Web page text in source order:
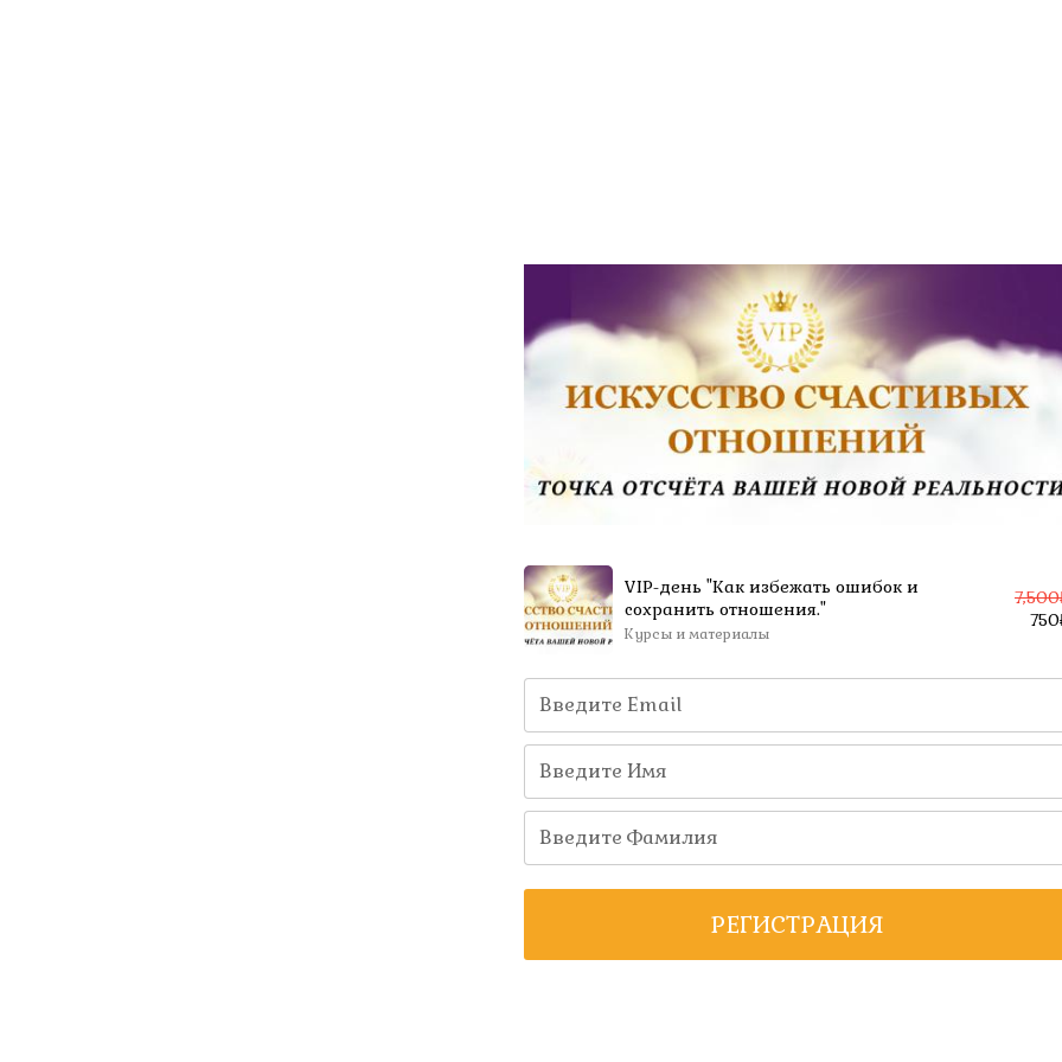
VIP-день "Как избежать ошибок и
сохранить отношения."
Курсы и материалы
7,500
750
РЕГИСТРАЦИЯ